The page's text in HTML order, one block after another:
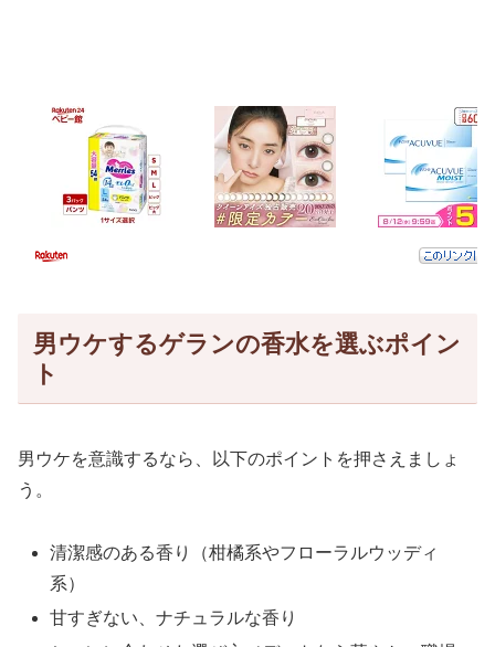
男ウケするゲランの香水を選ぶポイン
ト
男ウケを意識するなら、以下のポイントを押さえましょ
う。
清潔感のある香り（柑橘系やフローラルウッディ
系）
甘すぎない、ナチュラルな香り